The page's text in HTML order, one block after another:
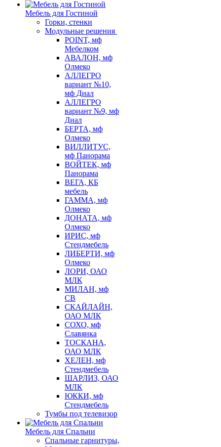
Мебель для Гостиной
Горки, стенки
Модульные решения
POINT, мф
Мебелком
АВАЛОН, мф
Олмеко
АЛЛЕГРО
вариант №10,
мф Диал
АЛЛЕГРО
вариант №9, мф
Диал
БЕРТА, мф
Олмеко
ВИЛЛИТУС,
мф Панорама
ВОЙТЕК, мф
Панорама
ВЕГА, КБ
мебель
ГАММА, мф
Олмеко
ДОНАТА, мф
Олмеко
ИРИС, мф
Стендмебель
ЛИБЕРТИ, мф
Олмеко
ЛОРИ, ОАО
МЛК
МИЛАН, мф
СВ
СКАЙЛАЙН,
ОАО МЛК
СОХО, мф
Славянка
ТОСКАНА,
ОАО МЛК
ХЕЛЕН, мф
Стендмебель
ШАРЛИЗ, ОАО
МЛК
ЮККИ, мф
Стендмебель
Тумбы под телевизор
Мебель для Спальни
Спальные гарнитуры,